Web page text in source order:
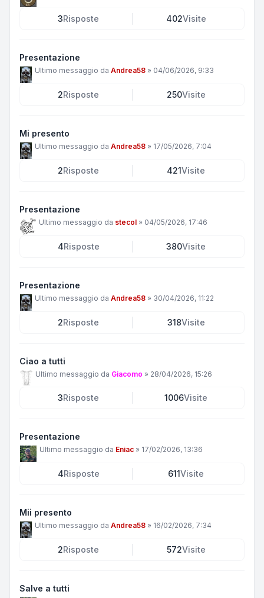
3Risposte 402Visite
Presentazione
Ultimo messaggio da Andrea58 » 04/06/2026, 9:33
2Risposte 250Visite
Mi presento
Ultimo messaggio da Andrea58 » 17/05/2026, 7:04
2Risposte 421Visite
Presentazione
Ultimo messaggio da stecol » 04/05/2026, 17:46
4Risposte 380Visite
Presentazione
Ultimo messaggio da Andrea58 » 30/04/2026, 11:22
2Risposte 318Visite
Ciao a tutti
Ultimo messaggio da Giacomo » 28/04/2026, 15:26
3Risposte 1006Visite
Presentazione
Ultimo messaggio da Eniac » 17/02/2026, 13:36
4Risposte 611Visite
Mii presento
Ultimo messaggio da Andrea58 » 16/02/2026, 7:34
2Risposte 572Visite
Salve a tutti